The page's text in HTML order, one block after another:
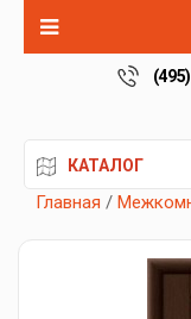
КАТАЛОГ
Главная /